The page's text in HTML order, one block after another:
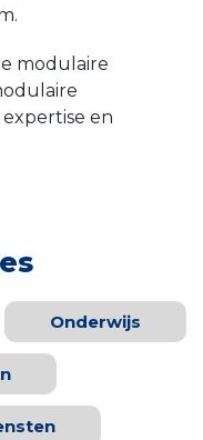
modulaire
en
Onderwijs